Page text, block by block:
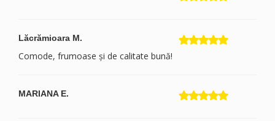
Lăcrămioara M.
Comode, frumoase și de calitate bună!
MARIANA E.